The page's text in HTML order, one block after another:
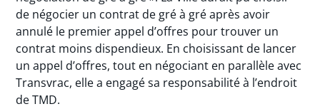
de négocier un contrat de gré à gré après avoir
annulé le premier appel d’offres pour trouver un
contrat moins dispendieux. En choisissant de lancer
un appel d’offres, tout en négociant en parallèle avec
Transvrac, elle a engagé sa responsabilité à l’endroit
de TMD.